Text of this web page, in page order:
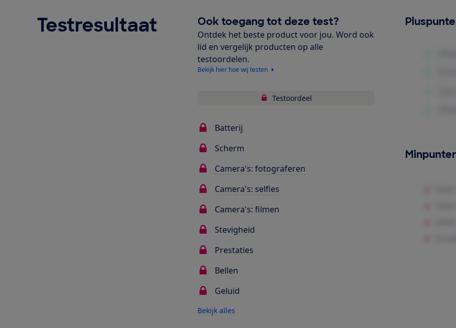
Testresultaat Ook toegang tot deze test?
Ontdek het beste product voor jou. Word ook
lid en vergelijk producten op alle
testoordelen.
Bekijk hier hoe wij testen
Testoordeel
Batterij
Scherm
Camera's: fotograferen
Camera's: selfies
Camera's: filmen
Stevigheid
Prestaties
Bellen
Geluid
Bekijk alles